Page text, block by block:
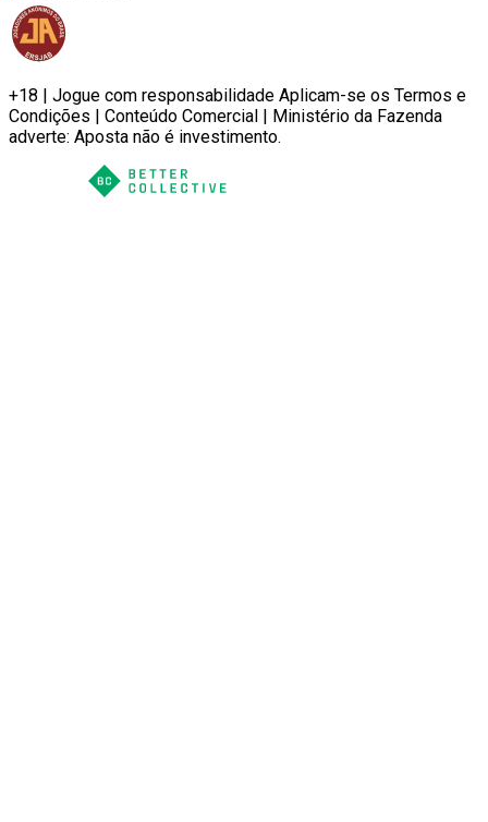
+18 | Jogue com responsabilidade Aplicam-se os Termos e
Condições | Conteúdo Comercial | Ministério da Fazenda
adverte: Aposta não é investimento.